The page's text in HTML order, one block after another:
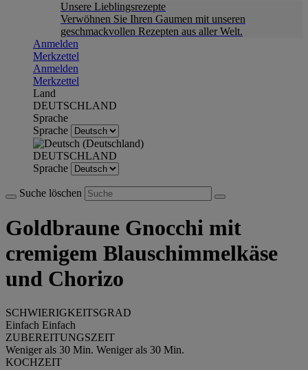
Unsere Lieblingsrezepte
Verwöhnen Sie Ihren Gaumen mit unseren
geschmackvollen Rezepten aus aller Welt.
Anmelden
Merkzettel
Anmelden
Merkzettel
Land
DEUTSCHLAND
Sprache
Sprache
DEUTSCHLAND
Sprache
Suche löschen
Goldbraune Gnocchi mit
cremigem Blauschimmelkäse
und Chorizo
SCHWIERIGKEITSGRAD
Einfach Einfach
ZUBEREITUNGSZEIT
Weniger als 30 Min. Weniger als 30 Min.
KOCHZEIT